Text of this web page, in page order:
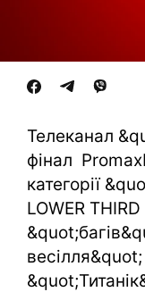
Телеканал
фінал
категорії
LOWER